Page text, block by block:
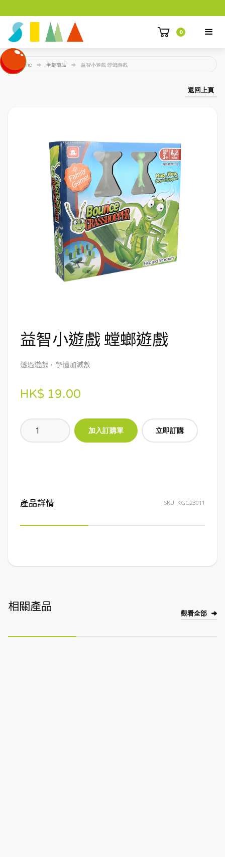
0
Home 全部商品 益智小遊戲 螳螂遊戲
返回上頁
益智小遊戲 螳螂遊戲
透過遊戲，學懂加減數
HK$ 19.00
立即訂購
產品詳情 SKU: KGG23011
相關產品 觀看全部